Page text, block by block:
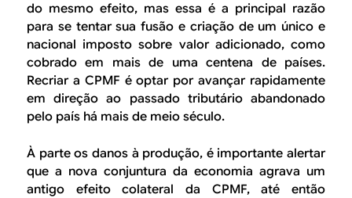
do mesmo efeito, mas essa é a principal razão
para se tentar sua fusão e criação de um único e
nacional imposto sobre valor adicionado, como
cobrado em mais de uma centena de países.
Recriar a CPMF é optar por avançar rapidamente
em direção ao passado tributário abandonado
pelo país há mais de meio século.
À parte os danos à produção, é importante alertar
que a nova conjuntura da economia agrava um
antigo efeito colateral da CPMF, até então